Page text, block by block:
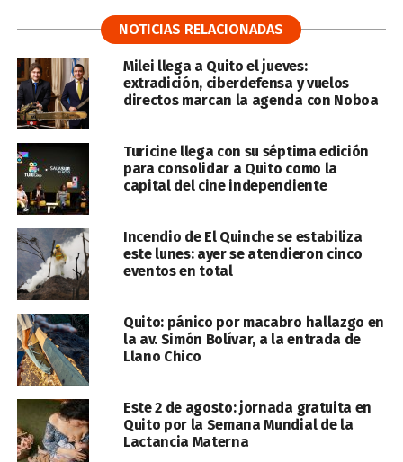
NOTICIAS RELACIONADAS
Milei llega a Quito el jueves:
extradición, ciberdefensa y vuelos
directos marcan la agenda con Noboa
Turicine llega con su séptima edición
para consolidar a Quito como la
capital del cine independiente
Incendio de El Quinche se estabiliza
este lunes: ayer se atendieron cinco
eventos en total
Quito: pánico por macabro hallazgo en
la av. Simón Bolívar, a la entrada de
Llano Chico
Este 2 de agosto: jornada gratuita en
Quito por la Semana Mundial de la
Lactancia Materna